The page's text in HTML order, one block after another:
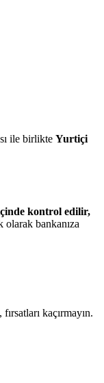
ile birlikte Yurtiçi
kontrol edilir,
olarak bankanıza
kaçırmayın.